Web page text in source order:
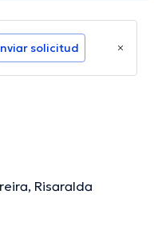
solicitud
Risaralda